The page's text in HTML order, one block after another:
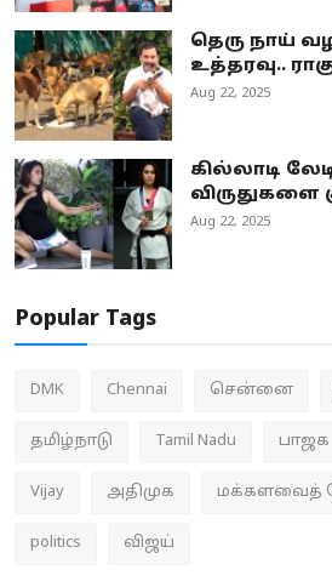
தெரு நாய்
உத்தரவு..
Aug 22, 2025
கில்லாடி
விருதுகளை
Aug 22, 2025
Popular Tags
DMK Chennai சென்னை
தமிழ்நாடு Tamil Nadu பாஜக
Vijay அதிமுக மக்களவைத்
politics விஜய்